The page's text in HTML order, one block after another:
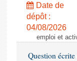
Date de
dépôt :
04/08/2026
emploi et
Question